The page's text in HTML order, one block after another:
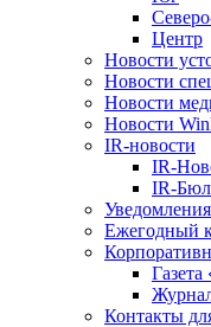
Центр
Новости
Новости
Новости
Новости
IR-новости
IR-
IR-
Уведомления
Ежегодный
Контакты